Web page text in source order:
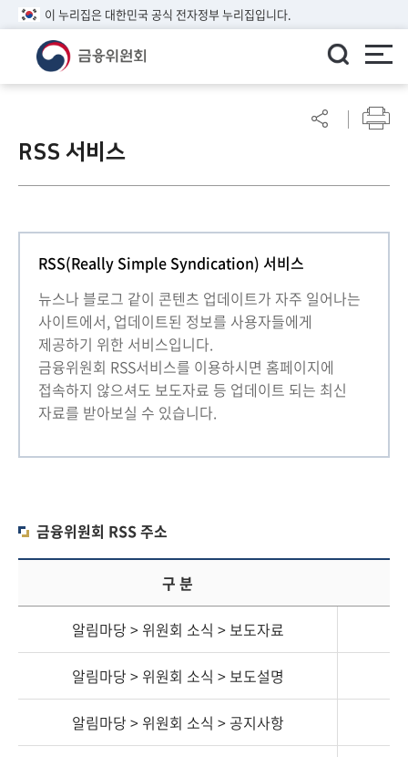
이 누리집은 대한민국 공식 전자정부 누리집입니다.
린
이 알
보
RSS 서비스
RSS(Really Simple Syndication) 서비스
뉴스나 블로그 같이 콘텐츠 업데이트가 자주 일어나는
사이트에서, 업데이트된 정보를 사용자들에게
제공하기 위한 서비스입니다.
금융위원회 RSS서비스를 이용하시면 홈페이지에
접속하지 않으셔도 보도자료 등 업데이트 되는 최신
자료를 받아보실 수 있습니다.
금융위원회 RSS 주소
구 분
알림마당 > 위원회 소식 > 보도자료
알림마당 > 위원회 소식 > 보도설명
알림마당 > 위원회 소식 > 공지사항